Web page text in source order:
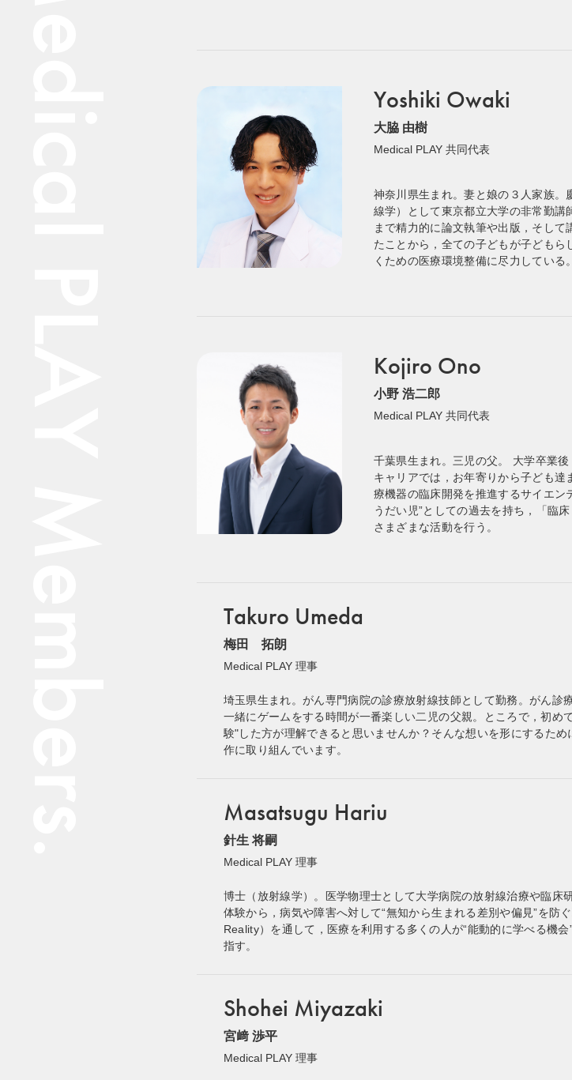
Yoshiki Owaki
大脇 由樹
Medical PLAY 共同代表
神奈川県生まれ。妻と娘の３人家族
線学）として東京都立大学の非常勤
まで精力的に論文執筆や出版，そし
たことから，全ての子どもが子ども
くための医療環境整備に尽力している。
Kojiro Ono
小野 浩二郎
Medical PLAY 共同代表
千葉県生まれ。三児の父。 大学卒業
キャリアでは，お年寄りから子ども
療機器の臨床開発を推進するサイエン
うだい児”としての過去を持ち，「臨
さまざまな活動を行う。
Takuro Umeda
梅田 拓朗
Medical PLAY 理事
埼玉県生まれ。がん専門病院の診療放射線技師として勤務。がん診
一緒にゲームをする時間が一番楽しい二児の父親。ところで，初
験"した方が理解できると思いませんか？そんな想いを形にするた
作に取り組んでいます。
Masatsugu Hariu
針生 将嗣
Medical PLAY 理事
博士（放射線学）。医学物理士として大学病院の放射線治療や臨床
体験から，病気や障害へ対して“無知から生まれる差別や偏見”を防
Reality）を通して，医療を利用する多くの人が“能動的に学べる機
指す。
Shohei Miyazaki
宮﨑 渉平
Medical PLAY 理事